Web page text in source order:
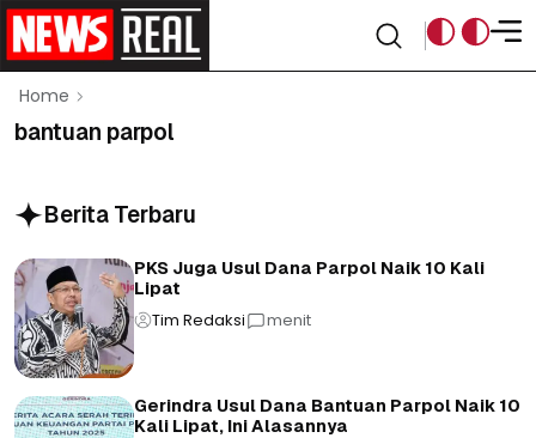
Home
bantuan parpol
Berita Terbaru
PKS Juga Usul Dana Parpol Naik 10 Kali
Lipat
Tim Redaksi menit
Gerindra Usul Dana Bantuan Parpol Naik 10
Kali Lipat, Ini Alasannya